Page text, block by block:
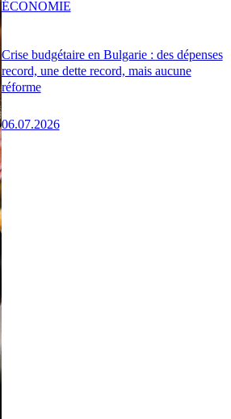
Crise budgétaire en Bulgarie : des dépenses
record, une dette record, mais aucune
réforme
06.07.2026
ÉCONOMIE